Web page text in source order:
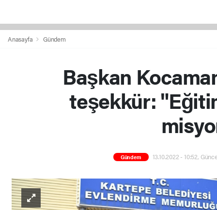
Anasayfa Gündem
Başkan
teşekkür:
Gündem 13.10.2022 - 10:52,